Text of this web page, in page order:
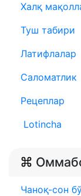
Халқ
Туш табири
Латифлалар
Саломатлик
Рецеплар
Lotincha
Чаноқ-сон